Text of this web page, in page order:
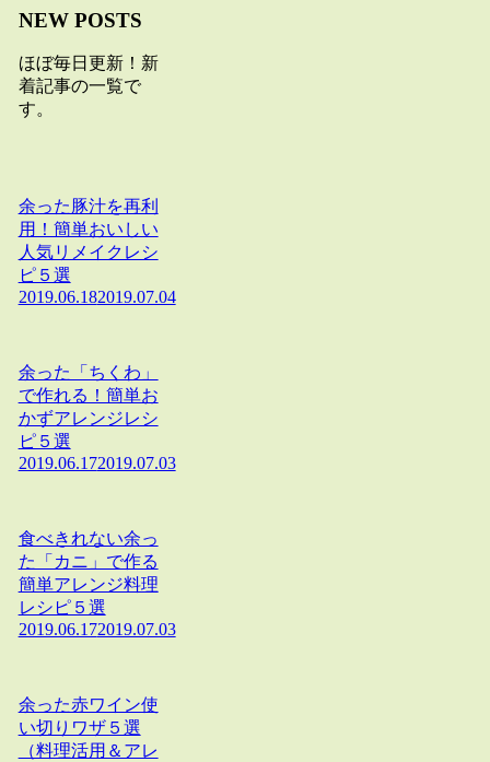
NEW POSTS
ほぼ毎日更新！新
着記事の一覧で
す。
余った豚汁を再利
用！簡単おいしい
人気リメイクレシ
ピ５選
2019.06.182019.07.04
余った「ちくわ」
で作れる！簡単お
かずアレンジレシ
ピ５選
2019.06.172019.07.03
食べきれない余っ
た「カニ」で作る
簡単アレンジ料理
レシピ５選
2019.06.172019.07.03
余った赤ワイン使
い切りワザ５選
（料理活用＆アレ